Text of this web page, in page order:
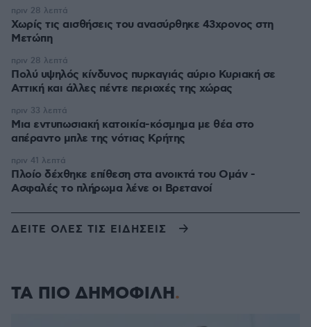
Χωρίς τις αισθήσεις του ανασύρθηκε 43χρονος στη
Μετώπη
πριν 28 λεπτά
Πολύ υψηλός κίνδυνος πυρκαγιάς αύριο Κυριακή σε
Αττική και άλλες πέντε περιοχές της χώρας
πριν 28 λεπτά
Μια εντυπωσιακή κατοικία-κόσμημα με θέα στο
απέραντο μπλε της νότιας Κρήτης
πριν 33 λεπτά
Πλοίο δέχθηκε επίθεση στα ανοικτά του Ομάν -
Ασφαλές το πλήρωμα λένε οι Βρετανοί
πριν 41 λεπτά
ΔΕΙΤΕ ΟΛΕΣ ΤΙΣ ΕΙΔΗΣΕΙΣ
ΤΑ ΠΙΟ ΔΗΜΟΦΙΛΗ